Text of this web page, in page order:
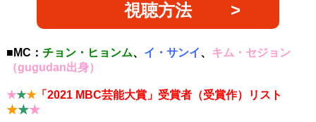
視聴方法
■MC： チョン・ヒョンム、 イ・サンイ、 キム・セジョン
（gugudan出身）
★★★「2021 MBC芸能大賞」受賞者（受賞作）リスト
★★★